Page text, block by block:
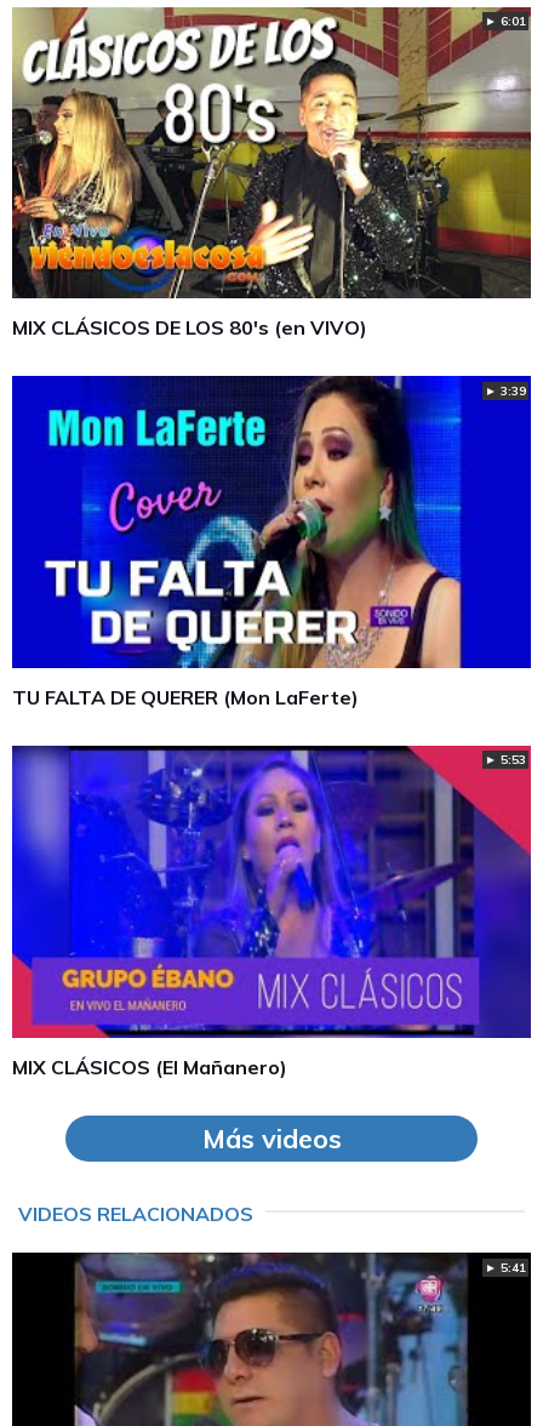
► 6:01
MIX CLÁSICOS DE LOS 80's (en VIVO)
► 3:39
TU FALTA DE QUERER (Mon LaFerte)
► 5:53
MIX CLÁSICOS (El Mañanero)
Más videos
VIDEOS RELACIONADOS
► 5:41